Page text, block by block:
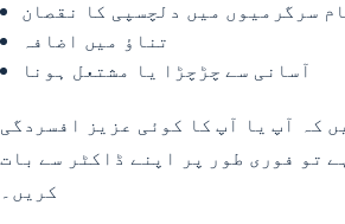
سرگرمیوں میں دلچسپی کا نقصان
تناؤ میں اضافہ
آسانی سے چڑچڑا یا مشتعل ہونا
کہ آپ یا آپ کا کوئی عزیز افسردگی
تو فوری طور پر اپنے ڈاکٹر سے بات
کریں۔